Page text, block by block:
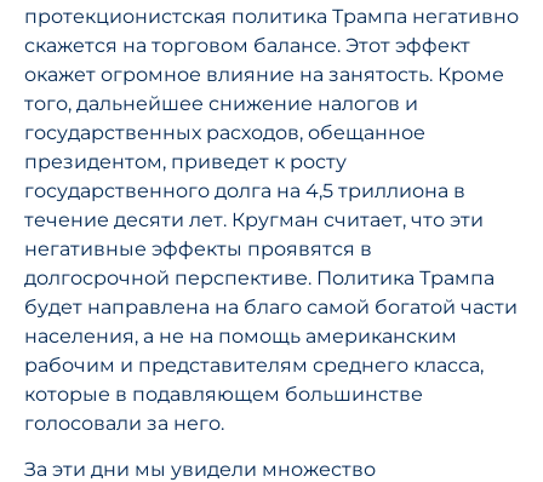
протекционистская политика Трампа негативно
скажется на торговом балансе. Этот эффект
окажет огромное влияние на занятость. Кроме
того, дальнейшее снижение налогов и
государственных расходов, обещанное
президентом, приведет к росту
государственного долга на 4,5 триллиона в
течение десяти лет. Кругман считает, что эти
негативные эффекты проявятся в
долгосрочной перспективе. Политика Трампа
будет направлена на благо самой богатой части
населения, а не на помощь американским
рабочим и представителям среднего класса,
которые в подавляющем большинстве
голосовали за него.
За эти дни мы увидели множество